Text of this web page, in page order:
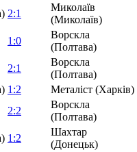
2:1
Миколаїв
(Миколаїв)
1:0
Ворскла
(Полтава)
2:1
Ворскла
(Полтава)
1:2
Металіст (Харків)
2:2
Ворскла
(Полтава)
1:2
Шахтар
(Донецьк)